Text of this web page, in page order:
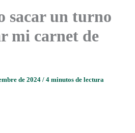
sacar un turno
mi carnet de
de 2024 / 4 minutos de lectura